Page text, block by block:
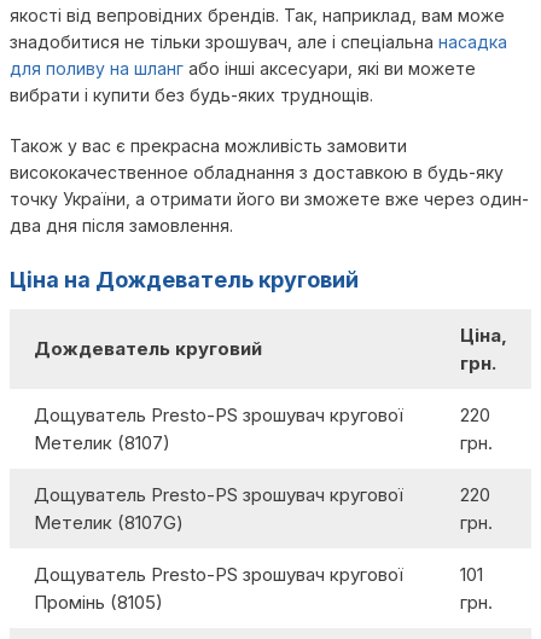
якості від вепровідних брендів. Так, наприклад, вам може
знадобитися не тільки зрошувач, але і спеціальна насадка
для поливу на шланг або інші аксесуари, які ви можете
вибрати і купити без будь-яких труднощів.
Також у вас є прекрасна можливість замовити
висококачественное обладнання з доставкою в будь-яку
точку України, а отримати його ви зможете вже через один-
два дня після замовлення.
Ціна на Дождеватель круговий
Дождеватель круговий
Ціна,
грн.
Дощуватель Presto-PS зрошувач кругової
Метелик (8107)
220
грн.
Дощуватель Presto-PS зрошувач кругової
Метелик (8107G)
220
грн.
Дощуватель Presto-PS зрошувач кругової
Промінь (8105)
101
грн.